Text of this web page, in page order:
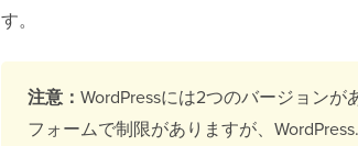
す。
注意： WordPressには2つのバージョンが
フォームで制限がありますが、